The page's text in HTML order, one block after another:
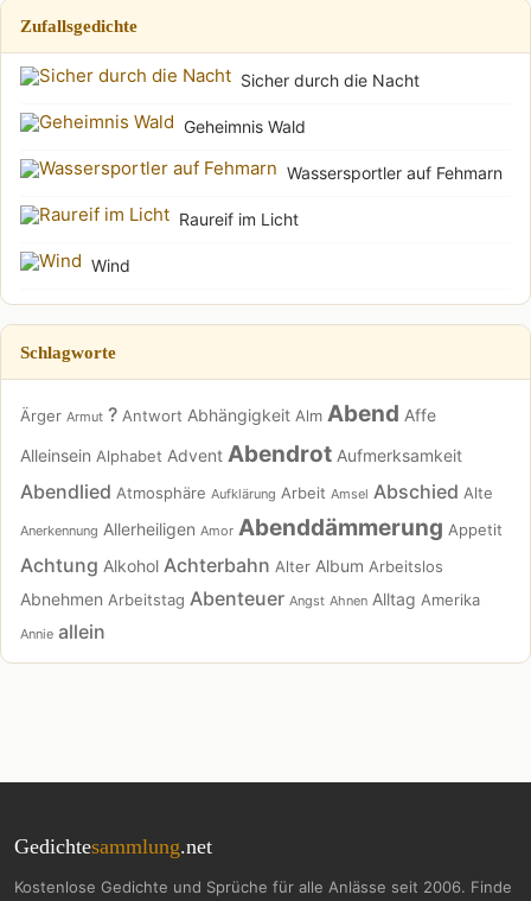
Zufallsgedichte
Sicher durch die Nacht
Geheimnis Wald
Wassersportler auf Fehmarn
Raureif im Licht
Wind
Schlagworte
Ärger Armut ? Antwort Abhängigkeit Alm Abend Affe
Alleinsein Alphabet Advent Abendrot Aufmerksamkeit
Abendlied Atmosphäre Aufklärung Arbeit Amsel Abschied Alte
Anerkennung Allerheiligen Amor Abenddämmerung Appetit
Achtung Alkohol Achterbahn Alter Album Arbeitslos
Abnehmen Arbeitstag Abenteuer Angst Ahnen Alltag Amerika
Annie allein
Gedichtesammlung.net
Kostenlose Gedichte und Sprüche für alle Anlässe seit 2006. Finde